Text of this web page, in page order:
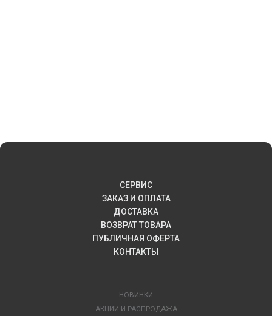
СЕРВИС
ЗАКАЗ И ОПЛАТА
ДОСТАВКА
ВОЗВРАТ ТОВАРА
ПУБЛИЧНАЯ ОФЕРТА
КОНТАКТЫ
НОВИНКИ
АКЦИИ И РАСПРОДАЖА